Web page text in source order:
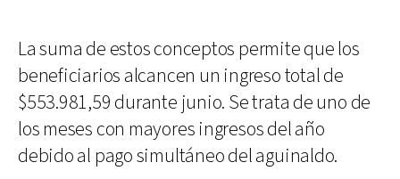
La suma de estos conceptos permite que los
beneficiarios alcancen un ingreso total de
$553.981,59 durante junio. Se trata de uno de
los meses con mayores ingresos del año
debido al pago simultáneo del aguinaldo.